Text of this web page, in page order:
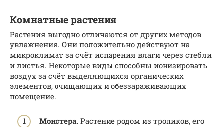
Комнатные растения
Растения выгодно отличаются от других методов
увлажнения. Они положительно действуют на
микроклимат за счёт испарения влаги через стебли
и листья. Некоторые виды способны ионизировать
воздух за счёт выделяющихся органических
элементов, очищающих и обеззараживающих
помещение.
Монстера. Растение родом из тропиков, его